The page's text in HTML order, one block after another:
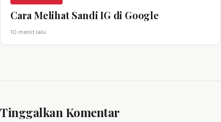
Cara Melihat Sandi IG di Google
10 menit lalu
Tinggalkan Komentar